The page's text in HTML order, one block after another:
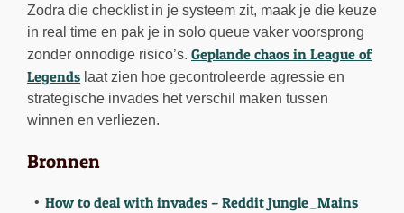
Zodra die checklist in je systeem zit, maak je die keuze
in real time en pak je in solo queue vaker voorsprong
zonder onnodige risico’s. Geplande chaos in League of
Legends laat zien hoe gecontroleerde agressie en
strategische invades het verschil maken tussen
winnen en verliezen.
Bronnen
How to deal with invades – Reddit Jungle_Mains